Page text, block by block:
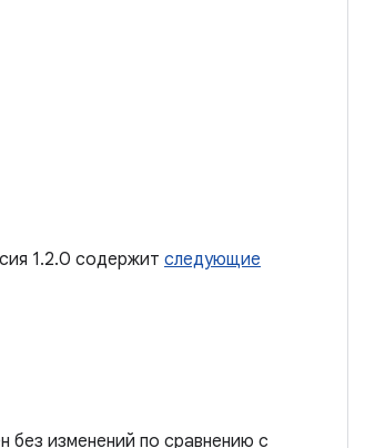
1.2.0 содержит следующие
без изменений по сравнению с